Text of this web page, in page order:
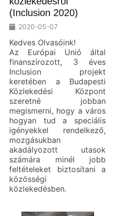
(Inclusion 2020)
2020-05-07
Kedves Olvasóink!
Az Európai Unió által
finanszírozott, 3 éves
Inclusion projekt
keretében a Budapesti
Közlekedési Központ
szeretné jobban
megismerni, hogy a város
hogyan tud a speciális
igényekkel rendelkező,
mozgásukban
akadályozott utasok
számára minél jobb
feltételeket biztosítani a
közösségi
közlekedésben.